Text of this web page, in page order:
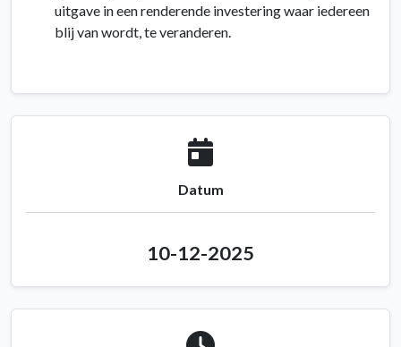
uitgave in een renderende investering waar iedereen
blij van wordt, te veranderen.
Datum
10-12-2025